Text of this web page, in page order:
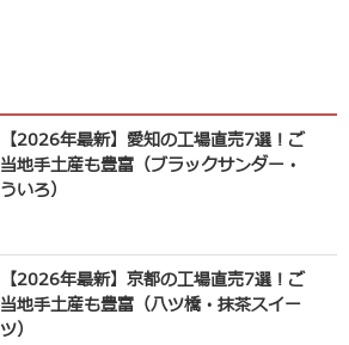
【2026年最新】愛知の工場直売7選！ご
当地手土産も豊富（ブラックサンダー・
ういろ）
【2026年最新】京都の工場直売7選！ご
当地手土産も豊富（八ツ橋・抹茶スイー
ツ）